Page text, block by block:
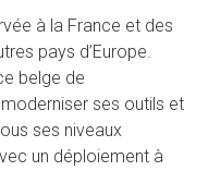
à la France et des
pays d’Europe.
belge de
ses outils et
ses niveaux
un déploiement à